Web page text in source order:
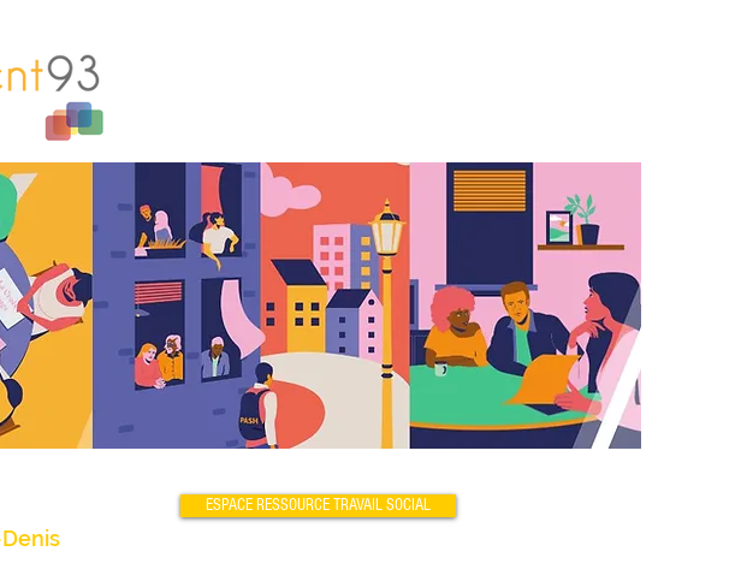
ESPACE RESSOURCE TRAVAIL SOCIAL